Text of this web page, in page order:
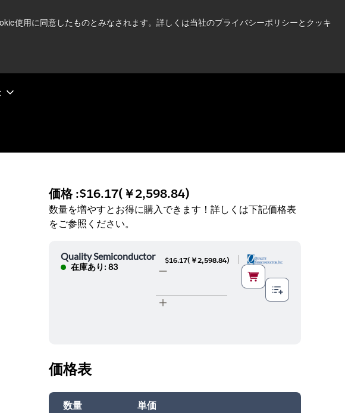
使用に同意したものとみなされます。詳しくは当社のプライバシーポリシーとクッキ
価格 :$16.17(￥2,598.84)
数量を増やすとお得に購入できます！詳しくは下記価格表
をご参照ください。
Quality Semiconductor
在庫あり: 83
$16.17( ￥2,598.84) |
価格表
数量 単価